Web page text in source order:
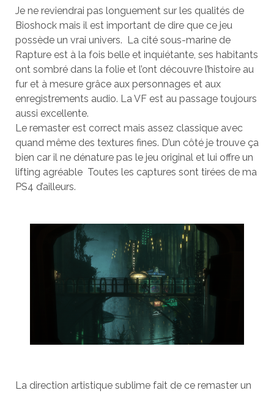
Je ne reviendrai pas longuement sur les qualités de
Bioshock mais il est important de dire que ce jeu
possède un vrai univers. La cité sous-marine de
Rapture est à la fois belle et inquiétante, ses habitants
ont sombré dans la folie et l’ont découvre l’histoire au
fur et à mesure grâce aux personnages et aux
enregistrements audio. La VF est au passage toujours
aussi excellente.
Le remaster est correct mais assez classique avec
quand même des textures fines. D’un côté je trouve ça
bien car il ne dénature pas le jeu original et lui offre un
lifting agréable Toutes les captures sont tirées de ma
PS4 d’ailleurs.
La direction artistique sublime fait de ce remaster un